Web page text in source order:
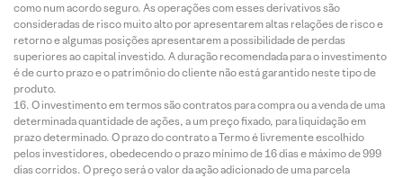
como num acordo seguro. As operações com esses derivativos são
consideradas de risco muito alto por apresentarem altas relações de risco e
retorno e algumas posições apresentarem a possibilidade de perdas
superiores ao capital investido. A duração recomendada para o investimento
é de curto prazo e o patrimônio do cliente não está garantido neste tipo de
produto.
O investimento em termos são contratos para compra ou a venda de uma
determinada quantidade de ações, a um preço fixado, para liquidação em
prazo determinado. O prazo do contrato a Termo é livremente escolhido
pelos investidores, obedecendo o prazo mínimo de 16 dias e máximo de 999
dias corridos. O preço será o valor da ação adicionado de uma parcela